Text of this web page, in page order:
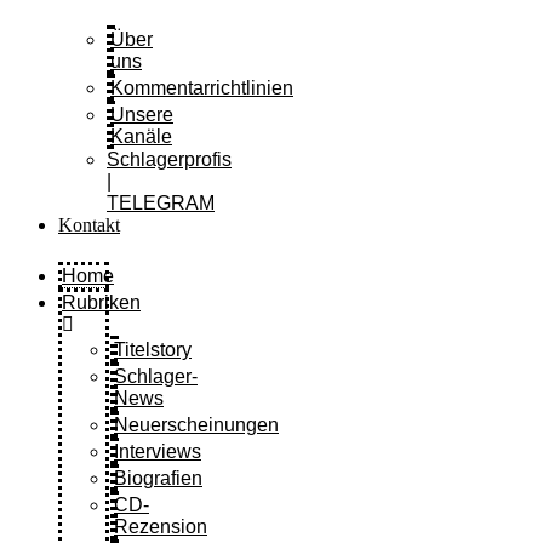
Über
uns
Kommentarrichtlinien
Unsere
Kanäle
Schlagerprofis
TELEGRAM
Kontakt
Home
Rubriken
Titelstory
Schlager-
News
Neuerscheinungen
Interviews
Biografien
CD-
Rezension